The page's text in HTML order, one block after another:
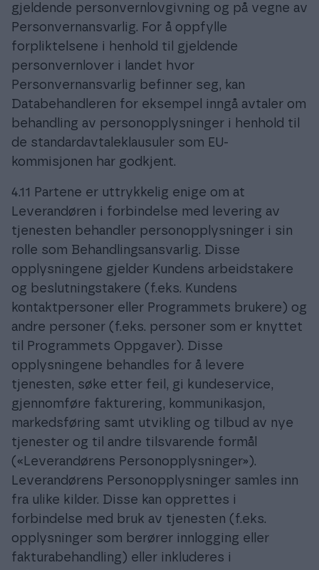
gjeldende personvernlovgivning og på vegne av
Personvernansvarlig. For å oppfylle
forpliktelsene i henhold til gjeldende
personvernlover i landet hvor
Personvernansvarlig befinner seg, kan
Databehandleren for eksempel inngå avtaler om
behandling av personopplysninger i henhold til
de standardavtaleklausuler som EU-
kommisjonen har godkjent.
4.11 Partene er uttrykkelig enige om at
Leverandøren i forbindelse med levering av
tjenesten behandler personopplysninger i sin
rolle som Behandlingsansvarlig. Disse
opplysningene gjelder Kundens arbeidstakere
og beslutningstakere (f.eks. Kundens
kontaktpersoner eller Programmets brukere) og
andre personer (f.eks. personer som er knyttet
til Programmets Oppgaver). Disse
opplysningene behandles for å levere
tjenesten, søke etter feil, gi kundeservice,
gjennomføre fakturering, kommunikasjon,
markedsføring samt utvikling og tilbud av nye
tjenester og til andre tilsvarende formål
(«Leverandørens Personopplysninger»).
Leverandørens Personopplysninger samles inn
fra ulike kilder. Disse kan opprettes i
forbindelse med bruk av tjenesten (f.eks.
opplysninger som berører innlogging eller
fakturabehandling) eller inkluderes i